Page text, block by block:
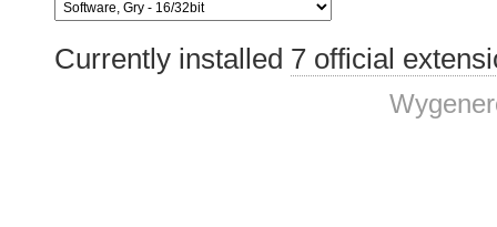
Currently installed 7 official